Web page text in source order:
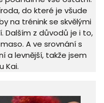
do které je všude
na trénink se skvělými
Dalším z důvodů je i to,
A ve srovnání s
a levnější, takže jsem
Kai.